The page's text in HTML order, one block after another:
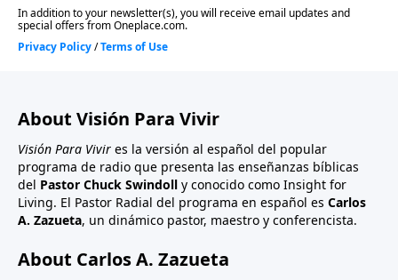
About Visión Para Vivir
Visión Para Vivir es la versión al español del popular
programa de radio que presenta las enseñanzas bíblicas
del Pastor Chuck Swindoll y conocido como Insight for
Living. El Pastor Radial del programa en español es Carlos
A. Zazueta, un dinámico pastor, maestro y conferencista.
About Carlos A. Zazueta